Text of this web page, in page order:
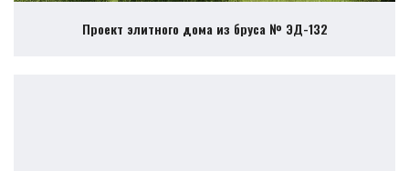
Проект элитного дома из бруса № ЭД-132